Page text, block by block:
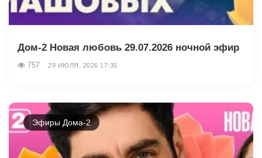
Дом-2 Новая любовь 29.07.2026 ночной эфир
757 29 ИЮЛЯ, 2026 17:35
Эфиры Дома-2